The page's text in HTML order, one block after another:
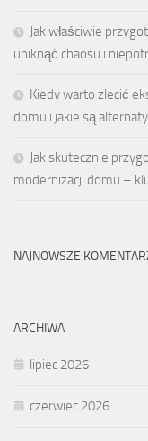
Jak właściwie
uniknąć chaosu i
Kiedy warto zlecić
domu i jakie są
Jak skutecznie
modernizacji domu –
NAJNOWSZE
ARCHIWA
lipiec 2026
czerwiec 2026